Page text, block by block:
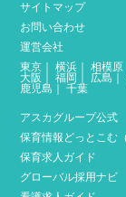
サイトマップ
お問い合わせ
運営会社
東京 ｜横浜 ｜相模原
大阪
｜福岡 広島 ｜
鹿児島
｜千葉
アスカグループ公式
保育情報どっとこむ
保育求人ガイド
グローバル採用ナビ